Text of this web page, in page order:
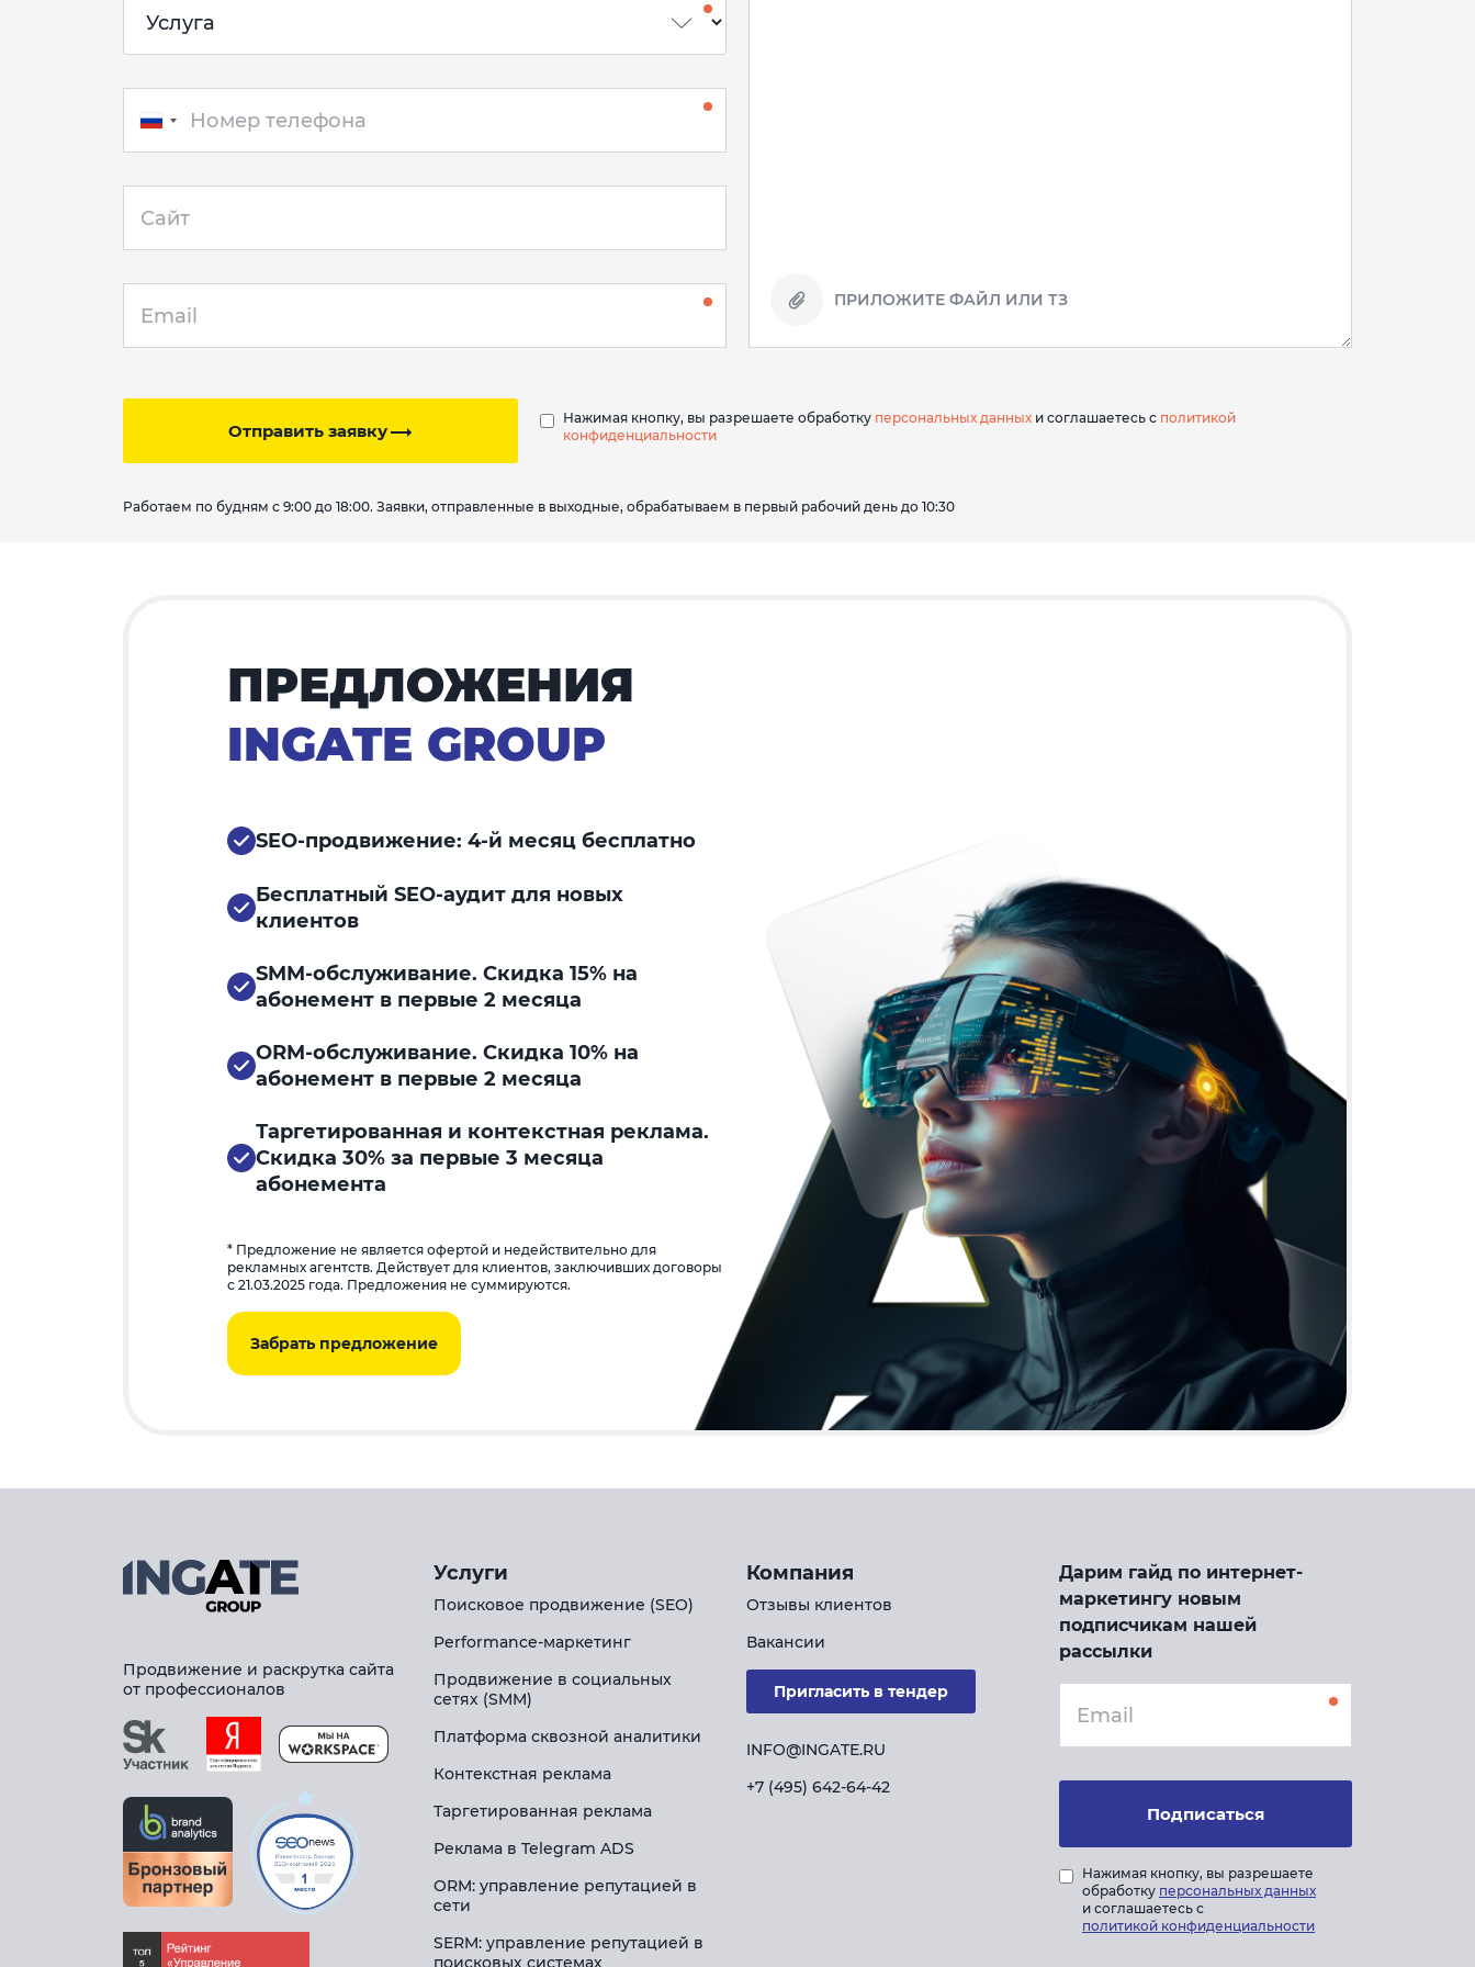
ПРИЛОЖИТЕ ФАЙЛ ИЛИ ТЗ
Отправить заявку
Нажимая кнопку, вы разрешаете обработку персональных данных и соглашаетесь с политикой
конфиденциальности
Работаем по будням с 9:00 до 18:00. Заявки, отправленные в выходные, обрабатываем в первый рабочий день до 10:30
ПРЕДЛОЖЕНИЯ
INGATE GROUP
SEO-продвижение: 4-й месяц бесплатно
Бесплатный SEO-аудит для новых
клиентов
SMM-обслуживание. Скидка 15% на
абонемент в первые 2 месяца
ORM-обслуживание. Скидка 10% на
абонемент в первые 2 месяца
Таргетированная и контекстная реклама.
Скидка 30% за первые 3 месяца
абонемента
* Предложение не является офертой и недействительно для
рекламных агентств. Действует для клиентов, заключивших договоры
с 21.03.2025 года. Предложения не суммируются.
Забрать предложение
Продвижение и раскрутка сайта
от профессионалов
Услуги
Поисковое продвижение (SEO)
Performance-маркетинг
Продвижение в социальных
сетях (SMM)
Платформа сквозной аналитики
Контекстная реклама
Таргетированная реклама
Реклама в Telegram ADS
ORM: управление репутацией в
сети
SERM: управление репутацией в
поисковых системах
Компания
Отзывы клиентов
Вакансии
Пригласить в тендер
INFO@INGATE.RU
+7 (495) 642-64-42
Дарим гайд по интернет-
маркетингу новым
подписчикам нашей
рассылки
Подписаться
Нажимая кнопку, вы разрешаете
обработку персональных данных
и соглашаетесь с
политикой конфиденциальности